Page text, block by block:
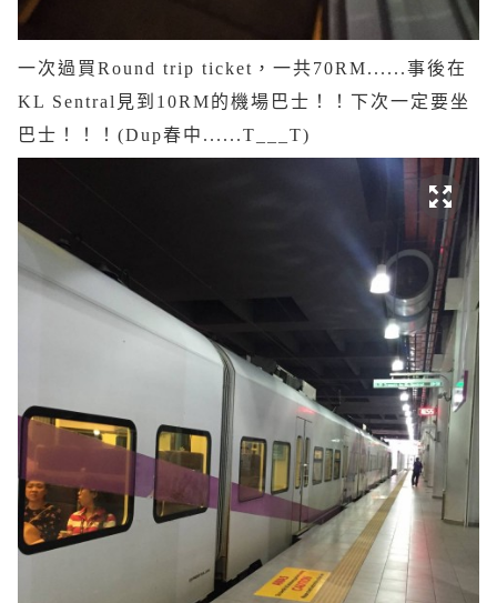
一次過買Round trip ticket，一共70RM......事後在
KL Sentral見到10RM的機場巴士！！下次一定要坐
巴士！！！(Dup春中......T___T)